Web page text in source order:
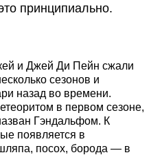
принципиально.
и Джей Ди Пейн сжали
сезонов и
назад во времени.
в первом сезоне,
Гэндальфом. К
появляется в
посох, борода — в